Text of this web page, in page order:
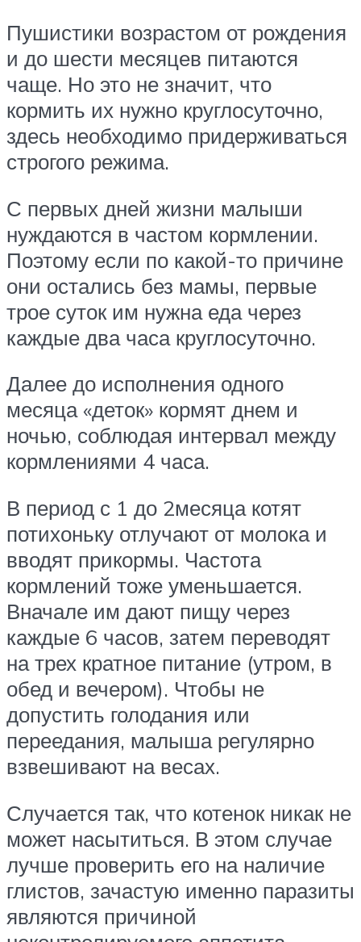
Пушистики возрастом от рождения
и до шести месяцев питаются
чаще. Но это не значит, что
кормить их нужно круглосуточно,
здесь необходимо придерживаться
строгого режима.
С первых дней жизни малыши
нуждаются в частом кормлении.
Поэтому если по какой-то причине
они остались без мамы, первые
трое суток им нужна еда через
каждые два часа круглосуточно.
Далее до исполнения одного
месяца «деток» кормят днем и
ночью, соблюдая интервал между
кормлениями 4 часа.
В период с 1 до 2месяца котят
потихоньку отлучают от молока и
вводят прикормы. Частота
кормлений тоже уменьшается.
Вначале им дают пищу через
каждые 6 часов, затем переводят
на трех кратное питание (утром, в
обед и вечером). Чтобы не
допустить голодания или
переедания, малыша регулярно
взвешивают на весах.
Случается так, что котенок никак не
может насытиться. В этом случае
лучше проверить его на наличие
глистов, зачастую именно паразиты
являются причиной